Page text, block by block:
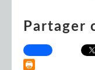
Partager